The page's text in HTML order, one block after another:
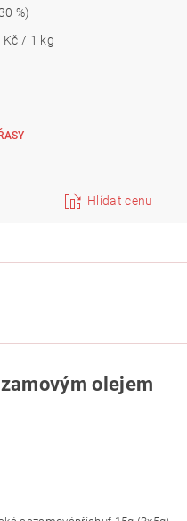
%)
Kč / 1 kg
Hlídat cenu
olejem